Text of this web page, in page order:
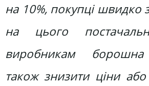
на 10%, покупці швидко
на цього
виробникам борошна
також знизити ціни або